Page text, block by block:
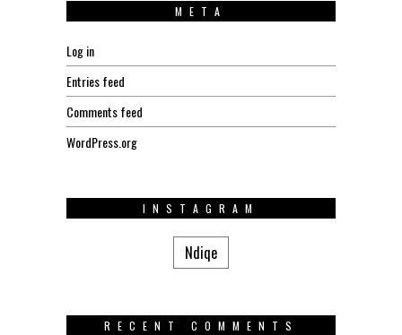
META
Log in
Entries feed
Comments feed
WordPress.org
INSTAGRAM
Ndiqe
RECENT COMMENTS